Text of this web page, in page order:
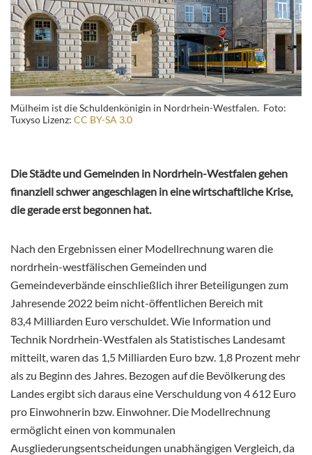
Mülheim ist die Schuldenkönigin in Nordrhein-Westfalen. Foto:
Tuxyso Lizenz: CC BY-SA 3.0
Die Städte und Gemeinden in Nordrhein-Westfalen gehen
finanziell schwer angeschlagen in eine wirtschaftliche Krise,
die gerade erst begonnen hat.
Nach den Ergebnissen einer Modellrechnung waren die
nordrhein-westfälischen Gemeinden und
Gemeindeverbände einschließlich ihrer Beteiligungen zum
Jahresende 2022 beim nicht-öffentlichen Bereich mit
83,4 Milliarden Euro verschuldet. Wie Information und
Technik Nordrhein-Westfalen als Statistisches Landesamt
mitteilt, waren das 1,5 Milliarden Euro bzw. 1,8 Prozent mehr
als zu Beginn des Jahres. Bezogen auf die Bevölkerung des
Landes ergibt sich daraus eine Verschuldung von 4 612 Euro
pro Einwohnerin bzw. Einwohner. Die Modellrechnung
ermöglicht einen von kommunalen
Ausgliederungsentscheidungen unabhängigen Vergleich, da